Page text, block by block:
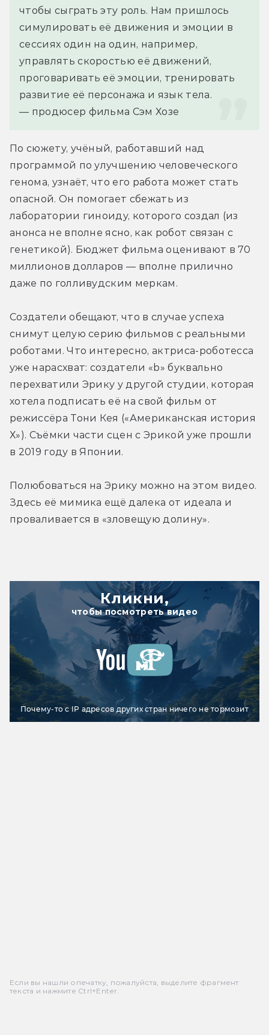
чтобы сыграть эту роль. Нам пришлось
симулировать её движения и эмоции в
сессиях один на один, например,
управлять скоростью её движений,
проговаривать её эмоции, тренировать
развитие её персонажа и язык тела.
— продюсер фильма Сэм Хозе
По сюжету, учёный, работавший над
программой по улучшению человеческого
генома, узнаёт, что его работа может стать
опасной. Он помогает сбежать из
лаборатории гиноиду, которого создал (из
анонса не вполне ясно, как робот связан с
генетикой). Бюджет фильма оценивают в 70
миллионов долларов — вполне прилично
даже по голливудским меркам.
Создатели обещают, что в случае успеха
снимут целую серию фильмов с реальными
роботами. Что интересно, актриса-роботесса
уже нарасхват: создатели «b» буквально
перехватили Эрику у другой студии, которая
хотела подписать её на свой фильм от
режиссёра Тони Кея («Американская история
Х»). Съёмки части сцен с Эрикой уже прошли
в 2019 году в Японии.
Полюбоваться на Эрику можно на этом видео.
Здесь её мимика ещё далека от идеала и
проваливается в «зловещую долину».
Кликни,
чтобы посмотреть видео
Почему-то с IP адресов других стран ничего не тормозит
Если вы нашли опечатку, пожалуйста, выделите фрагмент
текста и нажмите Ctrl+Enter.